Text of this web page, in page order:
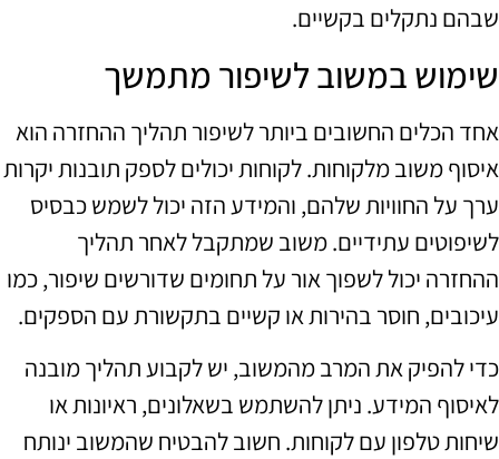
שבהם נתקלים בקשיים.
שימוש במשוב לשיפור מתמשך
אחד הכלים החשובים ביותר לשיפור תהליך ההחזרה הוא
איסוף משוב מלקוחות. לקוחות יכולים לספק תובנות יקרות
ערך על החוויות שלהם, והמידע הזה יכול לשמש כבסיס
לשיפוטים עתידיים. משוב שמתקבל לאחר תהליך
ההחזרה יכול לשפוך אור על תחומים שדורשים שיפור, כמו
עיכובים, חוסר בהירות או קשיים בתקשורת עם הספקים.
כדי להפיק את המרב מהמשוב, יש לקבוע תהליך מובנה
לאיסוף המידע. ניתן להשתמש בשאלונים, ראיונות או
שיחות טלפון עם לקוחות. חשוב להבטיח שהמשוב ינותח